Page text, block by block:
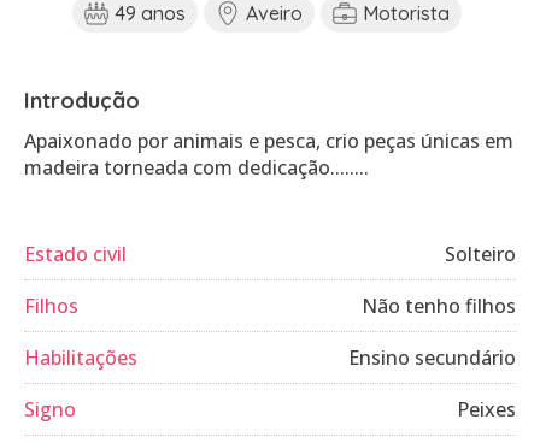
49 anos Aveiro Motorista
Introdução
Apaixonado por animais e pesca, crio peças únicas em
madeira torneada com dedicação........
Estado civil
Solteiro
Filhos
Não tenho filhos
Habilitações
Ensino secundário
Signo
Peixes